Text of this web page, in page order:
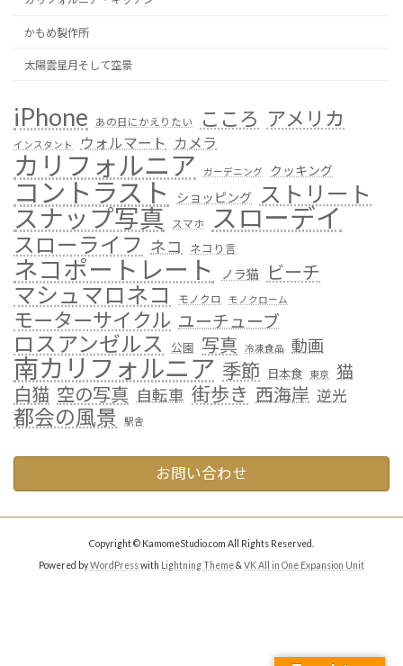
かもめ製作所
太陽雲星月そして空景
iPhone あの日にかえりたい こころ アメリカ
インスタント ウォルマート カメラ
カリフォルニア ガーデニング クッキング
コントラスト ショッピング ストリート
スナップ写真 スマホ スローデイ
スローライフ ネコ ネコり言
ネコポートレート ノラ猫 ビーチ
マシュマロネコ モノクロ モノクローム
モーターサイクル ユーチューブ
ロスアンゼルス 公園 写真 冷凍食品 動画
南カリフォルニア 季節 日本食 東京 猫
白猫 空の写真 自転車 街歩き 西海岸 逆光
都会の風景 駅舎
お問い合わせ
Copyright © KamomeStudio.com All Rights Reserved.
Powered byWordPresswith Lightning Theme& VK All in One Expansion Unit